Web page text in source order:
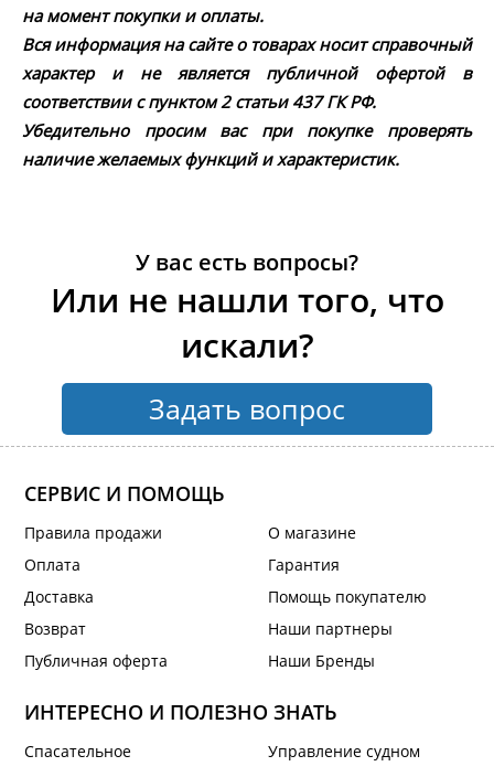
на момент покупки и оплаты.
Вся информация на сайте о товарах носит справочный
характер и не является публичной офертой в
соответствии с пунктом 2 статьи 437 ГК РФ.
Убедительно просим вас при покупке проверять
наличие желаемых функций и характеристик.
У вас есть вопросы?
Или не нашли того, что
искали?
Задать вопрос
СЕРВИС И ПОМОЩЬ
Правила продажи
Оплата
Доставка
Возврат
Публичная оферта
О магазине
Гарантия
Помощь покупателю
Наши партнеры
Наши Бренды
ИНТЕРЕСНО И ПОЛЕЗНО ЗНАТЬ
Спасательное
Управление судном